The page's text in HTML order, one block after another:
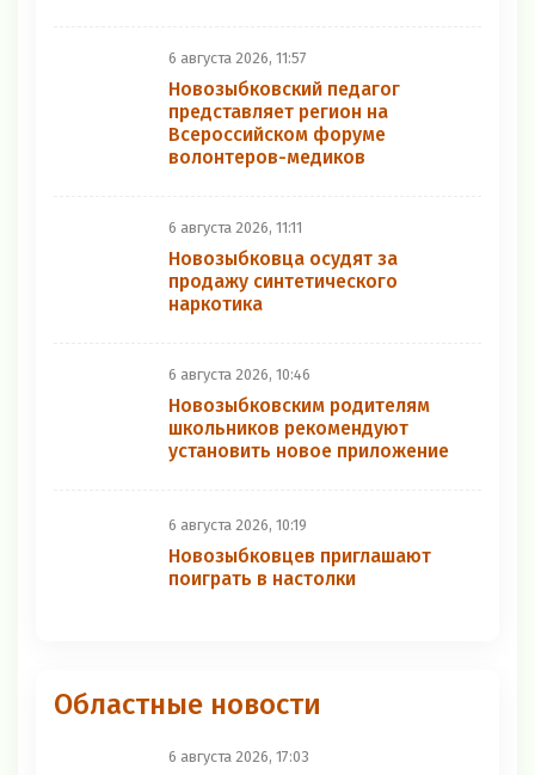
6 августа 2026, 11:57
Новозыбковский педагог
представляет регион на
Всероссийском форуме
волонтеров-медиков
6 августа 2026, 11:11
Новозыбковца осудят за
продажу синтетического
наркотика
6 августа 2026, 10:46
Новозыбковским родителям
школьников рекомендуют
установить новое приложение
6 августа 2026, 10:19
Новозыбковцев приглашают
поиграть в настолки
Областные новости
6 августа 2026, 17:03